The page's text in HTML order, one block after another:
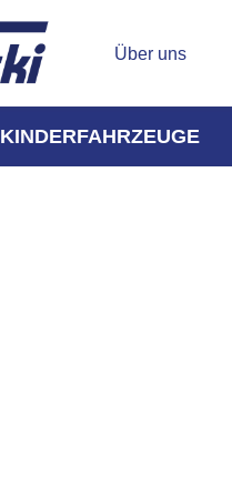
Über uns
KINDERFAHRZEUGE